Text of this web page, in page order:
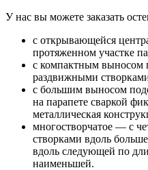
У нас вы можете заказать
с открывающейся
протяженном участке
с компактным выносом
раздвижными
с большим выносом
на парапете сваркой
металлическая
многостворчатое — с
створками вдоль
вдоль следующей по
наименьшей.